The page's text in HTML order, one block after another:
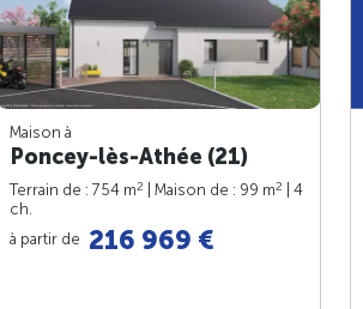
Maison à
Poncey-lès-Athée (21)
Terrain de : 754 m2 | Maison de : 99 m2
| 4
ch.
à partir de 216 969 €